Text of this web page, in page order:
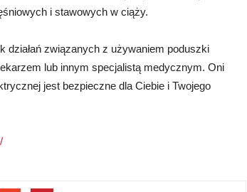
i stawowych w ciąży.
działań związanych z używaniem poduszki
lub innym specjalistą medycznym. Oni
jest bezpieczne dla Ciebie i Twojego